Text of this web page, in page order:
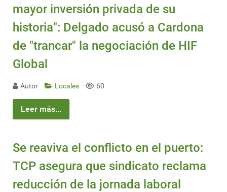
mayor inversión privada de su
historia": Delgado acusó a Cardona
de "trancar" la negociación de HIF
Global
Autor Locales 60
Leer más...
Se reaviva el conflicto en el puerto:
TCP asegura que sindicato reclama
reducción de la jornada laboral